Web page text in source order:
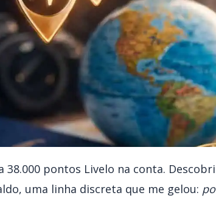
38.000 pontos Livelo na conta.
uma linha discreta que me gelou: